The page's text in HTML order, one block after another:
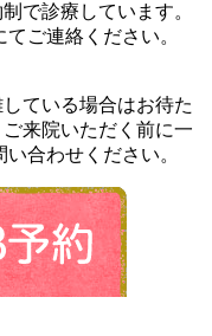
で診療しています。
てご連絡ください。
ている場合はお待た
来院いただく前に一
い合わせください。